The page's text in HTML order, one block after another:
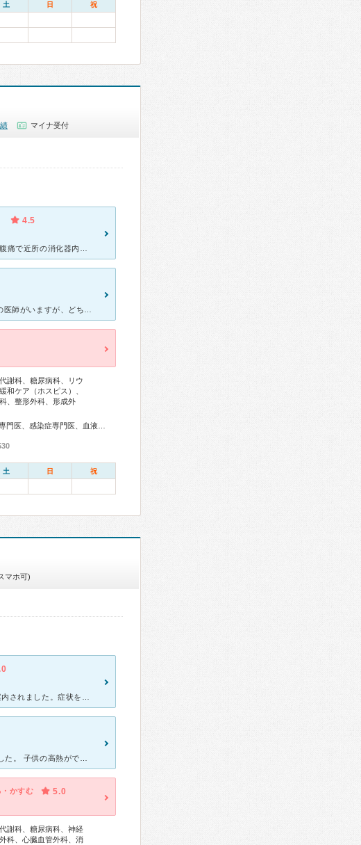
土 日 祝
マイナ受付
4.5
謝科、糖尿病科、リウ
和ケア（ホスピス）、
、整形外科、形成外
土 日 祝
マホ可)
かすむ 5.0
謝科、糖尿病科、神経
科、心臓血管外科、消